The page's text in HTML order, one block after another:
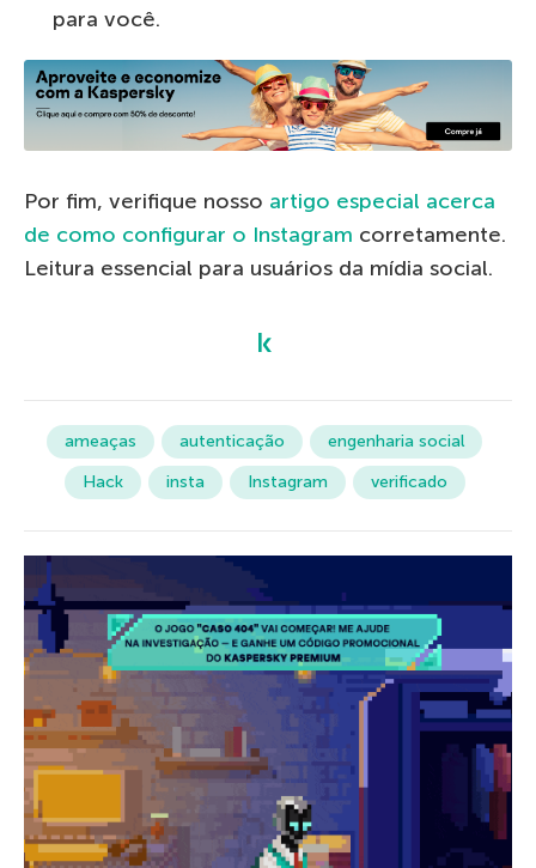
para você.
Por fim, verifique nosso artigo especial acerca
de como configurar o Instagram corretamente.
Leitura essencial para usuários da mídia social.
ameaças autenticação
engenharia social
Hack
insta Instagram verificado